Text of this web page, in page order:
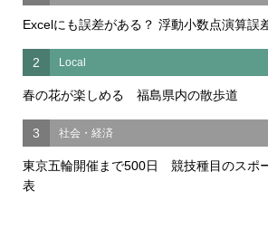
Excelにも誤差がある？ 浮動小数点演算誤
2 Local
春の花が楽しめる 福島県内の散歩道
3 社会・経済
東京五輪開催まで500日 競技種目のスポ
表